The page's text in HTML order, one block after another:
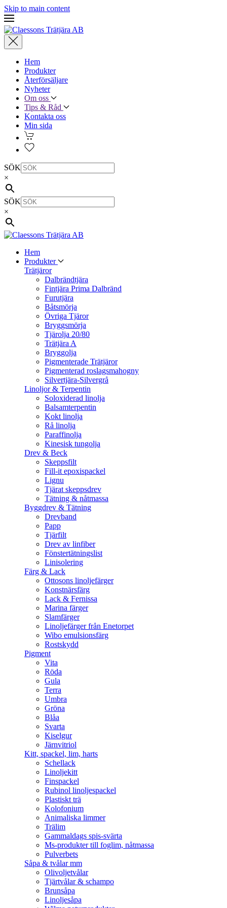
Skip to main content
Hem
Produkter
Återförsäljare
Nyheter
Om oss
Tips & Råd
Kontakta oss
Min sida
SÖK
×
SÖK
×
Hem
Produkter
Trätjäror
Dalbrändtjära
Fintjära Prima Dalbränd
Furutjära
Båtsmörja
Övriga Tjäror
Bryggsmörja
Tjärolja 20/80
Trätjära A
Bryggolja
Pigmenterade Trätjäror
Pigmenterad roslagsmahogny
Silvertjära-Silvergrå
Linoljor & Terpentin
Soloxiderad linolja
Balsamterpentin
Kokt linolja
Rå linolja
Paraffinolja
Kinesisk tungolja
Drev & Beck
Skeppsfilt
Fill-it epoxispackel
Lignu
Tjärat skeppsdrev
Tätning & nåtmassa
Byggdrev & Tätning
Drevband
Papp
Tjärfilt
Drev av linfiber
Fönstertätningslist
Linisolering
Färg & Lack
Ottosons linoljefärger
Konstnärsfärg
Lack & Fernissa
Marina färger
Slamfärger
Linoljefärger från Enetorpet
Wibo emulsionsfärg
Rostskydd
Pigment
Vita
Röda
Gula
Terra
Umbra
Gröna
Blåa
Svarta
Kiselgur
Järnvitriol
Kitt, spackel, lim, harts
Schellack
Linoljekitt
Finspackel
Rubinol linoljespackel
Plastiskt trä
Kolofonium
Animaliska limmer
Trälim
Gammaldags spis-svärta
Ms-produkter till foglim, nåtmassa
Pulverbets
Såpa & tvålar mm
Olivoljetvålar
Tjärtvålar & schampo
Brunsåpa
Linoljesåpa